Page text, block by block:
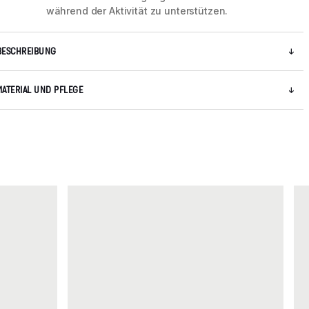
während der Aktivität zu unterstützen.
UND PFLEGE